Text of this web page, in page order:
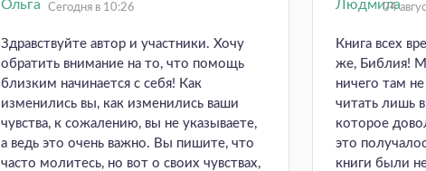
Сегодня в 10:26
Здравствуйте автор и участники. Хочу
обратить внимание на то, что помощь
близким начинается с себя! Как
изменились вы, как изменились ваши
чувства, к сожалению, вы не указываете,
а ведь это очень важно. Вы пишите, что
часто молитесь, но вот о своих чувствах,
04
Книга всех
же, Библия!
ничего там
читать лишь
которое
это
книги были